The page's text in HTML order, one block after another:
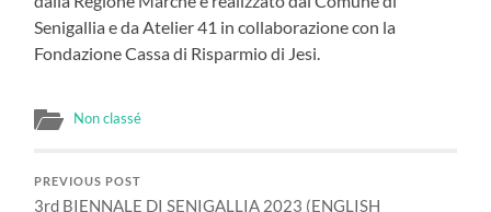
Senigallia e da Atelier 41 in collaborazione con la
Fondazione Cassa di Risparmio di Jesi.
Non classé
PREVIOUS POST
3rd BIENNALE DI SENIGALLIA 2023 (ENGLISH